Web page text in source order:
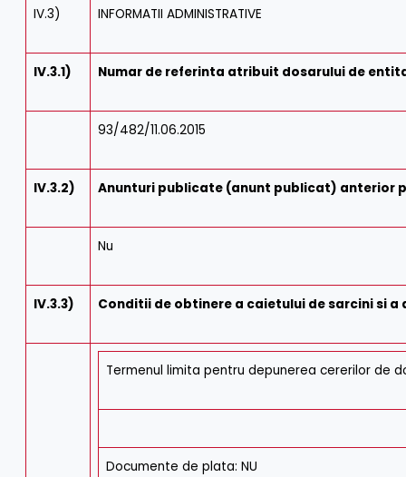
IV.3) INFORMATII ADMINISTRATIVE
IV.3.1) Numar de referinta atribuit dosarului de
93/482/11.06.2015
IV.3.2) Anunturi publicate (anunt publicat) anterior
Nu
IV.3.3) Conditii de obtinere a caietului de sarcini si
Termenul limita pentru depunerea cererilor de
Documente de plata: NU